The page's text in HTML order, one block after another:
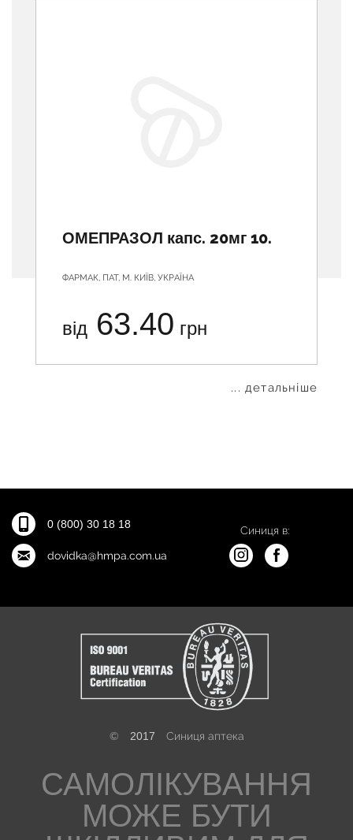
ОМЕПРАЗОЛ капс. 20мг 10.
ФАРМАК, ПАТ, М. КИЇВ, УКРАЇНА
від 63.40 грн
... детальніше
0 (800) 30 18 18
dovidka@hmpa.com.ua
Синиця в:
© 2017 Синиця аптека
САМОЛІКУВАННЯ
МОЖЕ БУТИ